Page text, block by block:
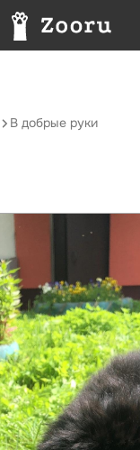
В добрые руки